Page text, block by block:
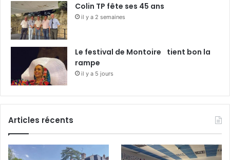
Colin TP fête ses 45 ans
il y a 2 semaines
Le festival de Montoire tient bon la
rampe
il y a 5 jours
Articles récents